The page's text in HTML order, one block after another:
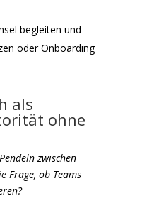
begleiten und
oder Onboarding
als
ohne
zwischen
Frage, ob Teams